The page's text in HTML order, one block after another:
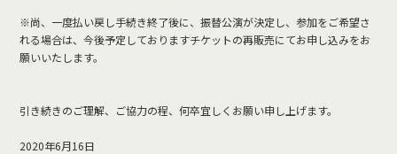
※尚、一度払い戻し手続き終了後に、振替公演が決定し、参加をご希望さ
れる場合は、今後予定しておりますチケットの再販売にてお申し込みをお
願いいたします。
引き続きのご理解、ご協力の程、何卒宜しくお願い申し上げます。
2020年6月16日